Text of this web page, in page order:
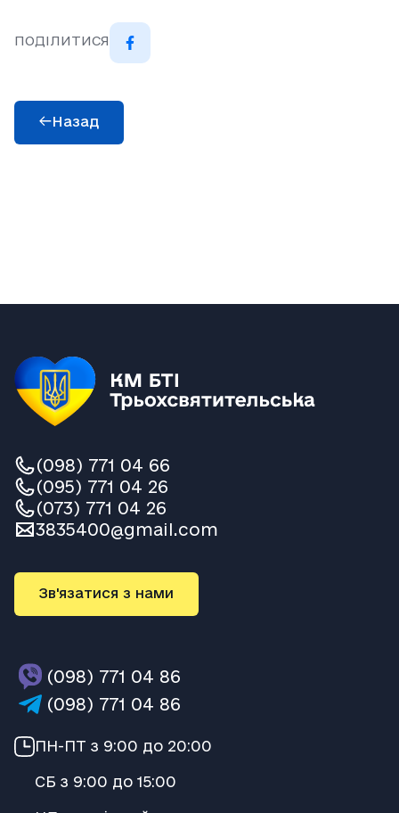
ПОДІЛИТИСЯ
Назад
(098) 771 04 66
(095) 771 04 26
(073) 771 04 26
3835400@gmail.com
Зв'язатися з нами
(098) 771 04 86
(098) 771 04 86
ПН-ПТ з 9:00 до 20:00
СБ з 9:00 до 15:00